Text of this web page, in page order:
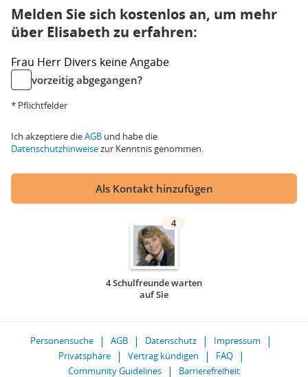
Melden Sie sich kostenlos an, um mehr
über Elisabeth zu erfahren:
Frau Herr Divers keine Angabe
vorzeitig abgegangen?
* Pflichtfelder
Ich akzeptiere dieAGB und habe die
Datenschutzhinweisezur Kenntnis genommen.
Als Kontakt hinzufügen
4
4 Schulfreunde warten
auf Sie
Personensuche AGB Datenschutz
Impressum
Privatsphäre
Vertrag kündigen
FAQ
Community Guidelines
Barrierefreiheit